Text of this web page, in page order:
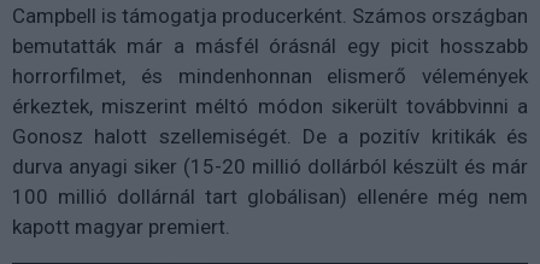
Campbell is támogatja producerként. Számos országban
bemutatták már a másfél órásnál egy picit hosszabb
horrorfilmet, és mindenhonnan elismerő vélemények
érkeztek, miszerint méltó módon sikerült továbbvinni a
Gonosz halott szellemiségét. De a pozitív kritikák és
durva anyagi siker (15-20 millió dollárból készült és már
100 millió dollárnál tart globálisan) ellenére még nem
kapott magyar premiert.